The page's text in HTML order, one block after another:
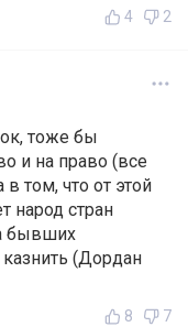
4 2
тоже бы
и на право (все
в том, что от этой
народ стран
бывших
(Дордан
8 7